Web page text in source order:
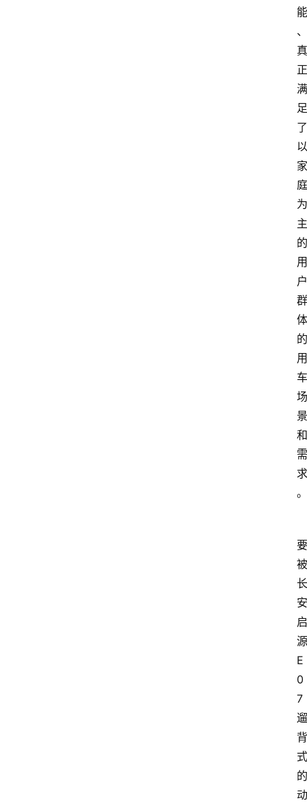
能
、
真
正
满
足
了
以
家
庭
为
主
的
用
户
群
体
的
用
车
场
景
和
需
求
。
要
被
长
安
启
源
E
0
7
遛
背
式
的
动